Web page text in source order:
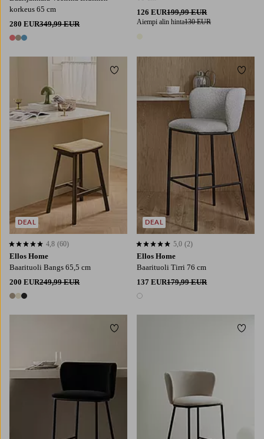
korkeus 65 cm
280 EUR349,99 EUR
3 värejä
126 EUR199,99 EUR
Aiempi alin hinta130 EUR
Ellos Home
Baarituoli Bangs 65,5 cm
200 EUR249,99 EUR
3 värejä
4,8 perustuen 60 arvosanaan
4,8 (60)
DEAL
Lisää suosikkeihin
Ellos Home
Baarituoli Tirri 76 cm
137 EUR179,99 EUR
1 väri
5,0 perustuen 2 arvosanaan
5,0 (2)
DEAL
Lisää suosikkeihin